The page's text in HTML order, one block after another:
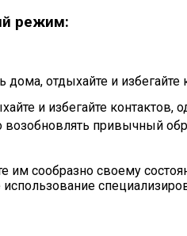
режим:
дома, отдыхайте и
и избегайте
привычный
сообразно своему